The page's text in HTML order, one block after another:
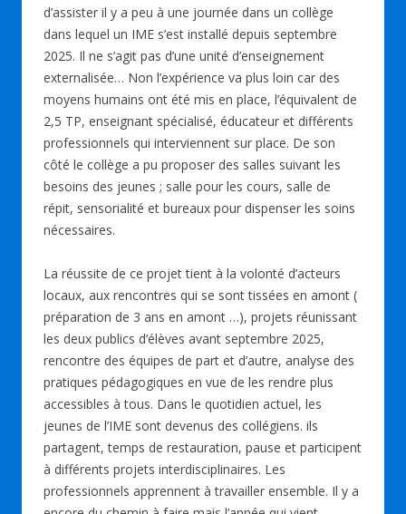
d’assister il y a peu à une journée dans un collège
dans lequel un IME s’est installé depuis septembre
2025. Il ne s’agit pas d’une unité d’enseignement
externalisée… Non l’expérience va plus loin car des
moyens humains ont été mis en place, l’équivalent de
2,5 TP, enseignant spécialisé, éducateur et différents
professionnels qui interviennent sur place. De son
côté le collège a pu proposer des salles suivant les
besoins des jeunes ; salle pour les cours, salle de
répit, sensorialité et bureaux pour dispenser les soins
nécessaires.
La réussite de ce projet tient à la volonté d’acteurs
locaux, aux rencontres qui se sont tissées en amont (
préparation de 3 ans en amont …), projets réunissant
les deux publics d’élèves avant septembre 2025,
rencontre des équipes de part et d’autre, analyse des
pratiques pédagogiques en vue de les rendre plus
accessibles à tous. Dans le quotidien actuel, les
jeunes de l’IME sont devenus des collégiens. ils
partagent, temps de restauration, pause et participent
à différents projets interdisciplinaires. Les
professionnels apprennent à travailler ensemble. Il y a